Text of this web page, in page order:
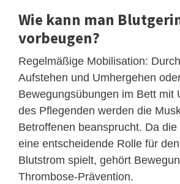
Wie kann man
vorbeugen?
Regelmäßige Mobilisation:
Aufstehen und Umhergehen
Bewegungsübungen im Bett mit
des Pflegenden werden die
Betroffenen beansprucht. Da
eine entscheidende Rolle für
Blutstrom spielt, gehört
Thrombose-Prävention.